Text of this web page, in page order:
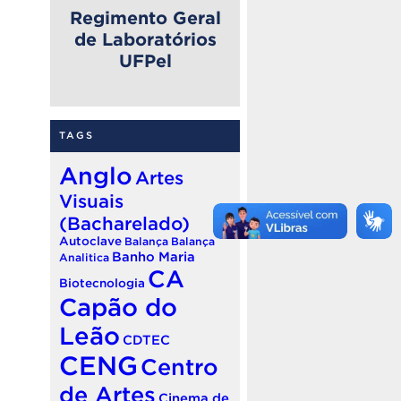
Regimento Geral
de Laboratórios
UFPel
TAGS
Anglo Artes
Visuais
(Bacharelado)
Autoclave Balança Balança
Analitica Banho Maria
Biotecnologia CA
Capão do
Leão CDTEC
CENG Centro
de Artes